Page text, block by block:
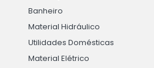
Banheiro
Material Hidráulico
Utilidades Domésticas
Material Elétrico